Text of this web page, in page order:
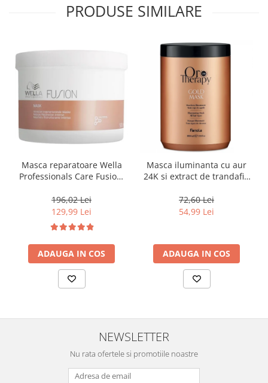
PRODUSE SIMILARE
Masca reparatoare Wella
Professionals Care Fusion,
196,02 Lei
129,99 Lei
ADAUGA IN COS
Masca iluminanta cu aur
24K si extract de trandafir,
Fanola Oro Therapy, 1000
ml
72,60 Lei
54,99 Lei
ADAUGA IN COS
NEWSLETTER
Nu rata ofertele si promotiile noastre